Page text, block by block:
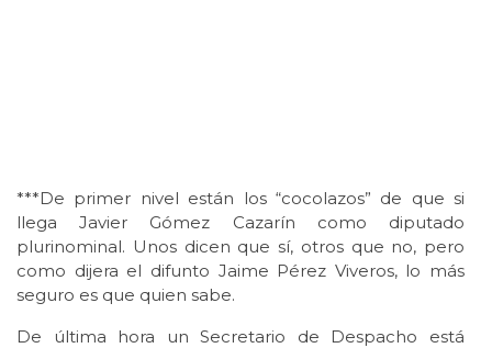
***De primer nivel están los “cocolazos” de que si
llega Javier Gómez Cazarín como diputado
plurinominal. Unos dicen que sí, otros que no, pero
como dijera el difunto Jaime Pérez Viveros, lo más
seguro es que quien sabe.
De última hora un Secretario de Despacho está